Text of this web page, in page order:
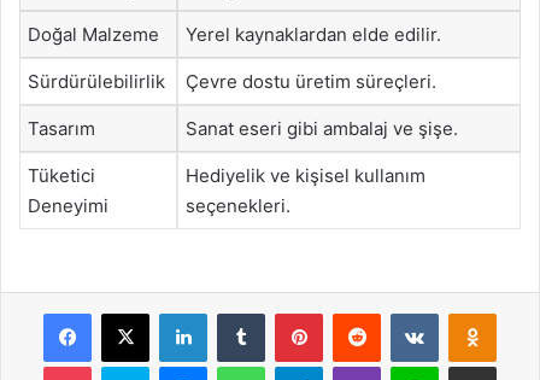
Doğal Malzeme Yerel kaynaklardan elde edilir.
Sürdürülebilirlik Çevre dostu üretim süreçleri.
Tasarım Sanat eseri gibi ambalaj ve şişe.
Tüketici
Deneyimi
Hediyelik ve kişisel kullanım
seçenekleri.
Facebook
X LinkedInTumblr PinterestReddit VKontakte
Pocket Skype MessengerWhatsAppTelegramViber Line E-Posta ile